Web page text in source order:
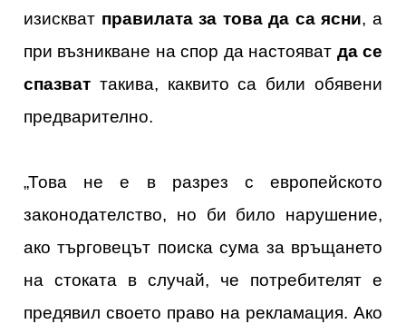
изискват правилата за това да са ясни, а
при възникване на спор да настояват да се
спазват такива, каквито са били обявени
предварително.
„Това не е в разрез с европейското
законодателство, но би било нарушение,
ако търговецът поиска сума за връщането
на стоката в случай, че потребителят е
предявил своето право на рекламация. Ако